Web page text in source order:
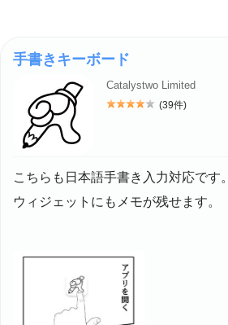
手書きキーボード
Catalystwo Limited
評価: 4
(39件)
こちらも日本語手書き入力対応です。
ウィジェットにもメモが残せます。